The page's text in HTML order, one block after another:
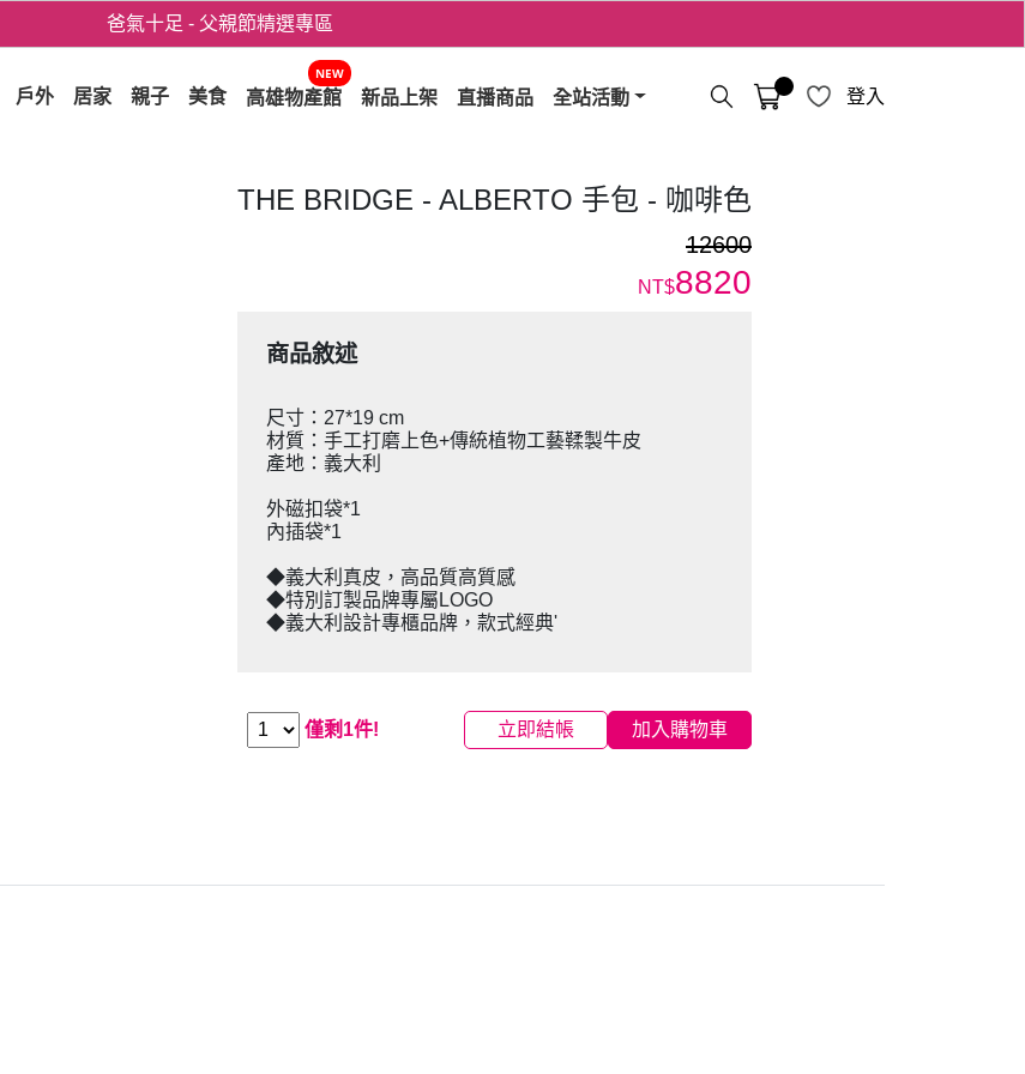
爸氣十足 - 父親節精選專區
用心愛你！七夕星選禮遇！
戶外 居家 親子 美食 高雄物產館
NEW
新品上架 直播商品 全站活動 登入
THE BRIDGE - ALBERTO 手包 - 咖啡色
12600
NT$8820
商品敘述
尺寸：27*19 cm
材質：手工打磨上色+傳統植物工藝鞣製牛皮
產地：義大利
外磁扣袋*1
內插袋*1
◆義大利真皮，高品質高質感
◆特別訂製品牌專屬LOGO
◆義大利設計專櫃品牌，款式經典'
僅剩1件!